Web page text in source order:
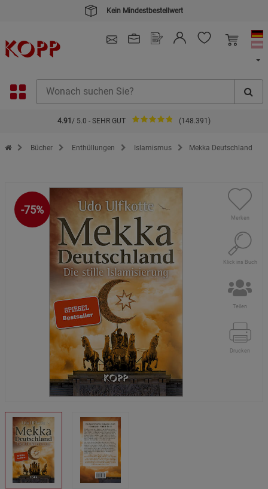
Kein Mindestbestellwert
4.91 / 5.0 - SEHR GUT (148.391)
Zur Startseite des Kopp Verlag Online-Shop
Bücher Enthüllungen Islamismus Mekka Deutschland
-75%
Merken
Klick ins Buch
Teilen
Drucken